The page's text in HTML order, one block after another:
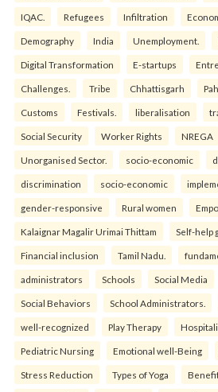
IQAC. Refugees Infiltration
Demography India Unemployment.
Digital Transformation E-startups
Challenges. Tribe Chhattisgarh
Customs Festivals. liberalisation
Social Security Worker Rights NREGA
Unorganised Sector. socio-economic
discrimination socio-economic
gender-responsive Rural women
Kalaignar Magalir Urimai Thittam Self-help
Financial inclusion Tamil Nadu.
administrators Schools Social Media
Social Behaviors School Administrators.
well-recognized Play Therapy
Pediatric Nursing Emotional well-Being
Stress Reduction Types of Yoga